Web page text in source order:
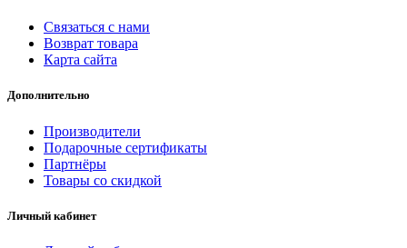
Связаться с нами
Возврат товара
Карта сайта
Дополнительно
Производители
Подарочные сертификаты
Партнёры
Товары со скидкой
Личный кабинет